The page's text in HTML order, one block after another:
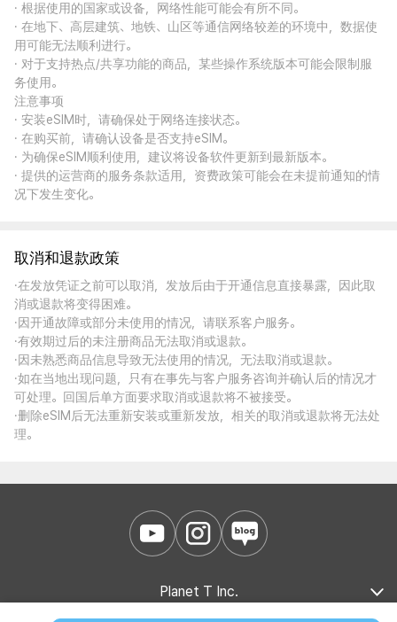
· 根据使用的国家或设备，网络性能可能会有所不同。
· 在地下、高层建筑、地铁、山区等通信网络较差的环境中，数据使
用可能无法顺利进行。
· 对于支持热点/共享功能的商品，某些操作系统版本可能会限制服
务使用。
注意事项
· 安装eSIM时，请确保处于网络连接状态。
· 在购买前，请确认设备是否支持eSIM。
· 为确保eSIM顺利使用，建议将设备软件更新到最新版本。
· 提供的运营商的服务条款适用，资费政策可能会在未提前通知的情
况下发生变化。
取消和退款政策
·在发放凭证之前可以取消，发放后由于开通信息直接暴露，因此取
消或退款将变得困难。
·因开通故障或部分未使用的情况，请联系客户服务。
·有效期过后的未注册商品无法取消或退款。
·因未熟悉商品信息导致无法使用的情况，无法取消或退款。
·如在当地出现问题，只有在事先与客户服务咨询并确认后的情况才
可处理。回国后单方面要求取消或退款将不被接受。
·删除eSIM后无法重新安装或重新发放，相关的取消或退款将无法处
理。
Planet T Inc.